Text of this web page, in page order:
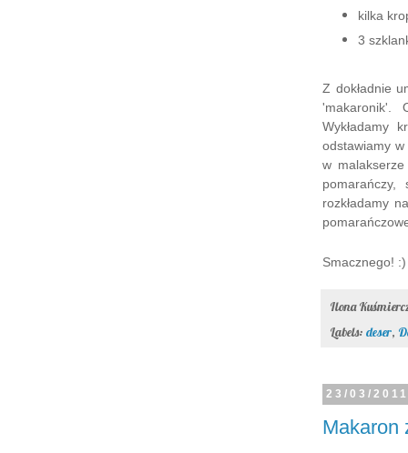
kilka
3
Z dokładnie
'makaronik'.
Wykładamy
odstawiamy w
w
rozkładamy
Smacznego! :)
Ilona
Labels: deser,
23/03/
Makaron